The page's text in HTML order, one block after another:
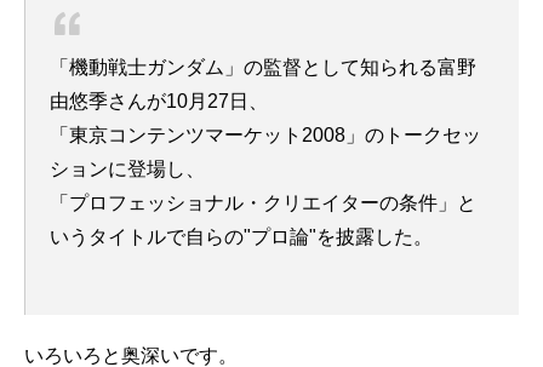
「機動戦士ガンダム」の監督として知られる富野
由悠季さんが10月27日、
「東京コンテンツマーケット2008」のトークセッ
ションに登場し、
「プロフェッショナル・クリエイターの条件」と
いうタイトルで自らの"プロ論"を披露した。
いろいろと奥深いです。